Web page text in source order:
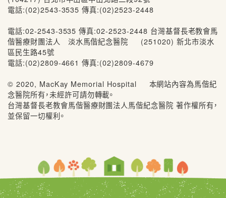
電話:(02)2543-3535 傳真:(02)2523-2448
電話:02-2543-3535 傳真:02-2523-2448 台灣基督長老教會馬
偕醫療財團法人 淡水馬偕紀念醫院 (251020) 新北市淡水
區民生路45號
電話:(02)2809-4661 傳真:(02)2809-4679
© 2020, MacKay Memorial Hospital 本網站內容為馬偕紀
念醫院所有，未經許可請勿轉載。
台灣基督長老教會馬偕醫療財團法人馬偕紀念醫院 著作權所有，
並保留一切權利。